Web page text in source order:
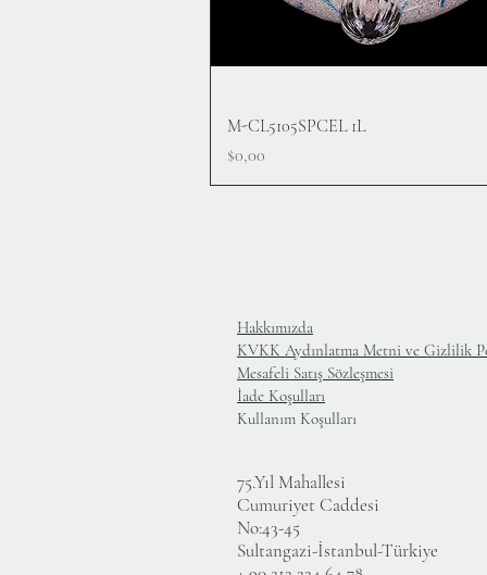
Hızlı Bakış
M-CL5105SPCEL 1L
Fiyat
$0,00
Hakkımızda
KVKK Aydınlatma Metni ve Gizlilik
Mesafeli Satış Sözleşmesi
İade Koşulları
Kullanım Koşulları
75.Yıl Mahallesi
Cumuriyet Caddesi
No:43-45
Sultangazi-İstanbul-Türkiye